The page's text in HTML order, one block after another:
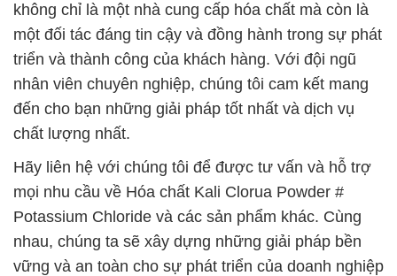
không chỉ là một nhà cung cấp hóa chất mà còn là
một đối tác đáng tin cậy và đồng hành trong sự phát
triển và thành công của khách hàng. Với đội ngũ
nhân viên chuyên nghiệp, chúng tôi cam kết mang
đến cho bạn những giải pháp tốt nhất và dịch vụ
chất lượng nhất.
Hãy liên hệ với chúng tôi để được tư vấn và hỗ trợ
mọi nhu cầu về Hóa chất Kali Clorua Powder #
Potassium Chloride và các sản phẩm khác. Cùng
nhau, chúng ta sẽ xây dựng những giải pháp bền
vững và an toàn cho sự phát triển của doanh nghiệp